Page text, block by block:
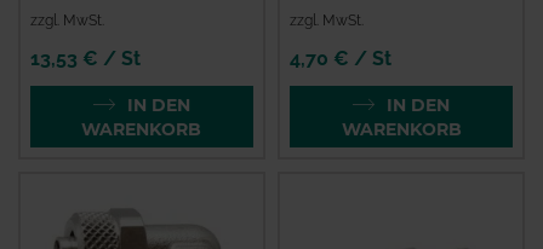
zzgl. MwSt.
13,53 € / St
IN DEN
WARENKORB
zzgl. MwSt.
4,70 € / St
IN DEN
WARENKORB